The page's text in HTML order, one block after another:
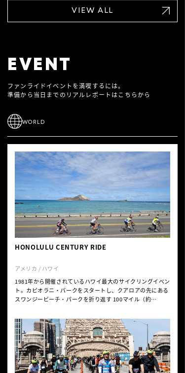
ースショアへは自転車を積載した車で。雄大な波を横目に海
岸沿いの930号をライドする。 １ たった$2.5の公共バスで
ュニケーションディレクターは、イベントの前後にどんなハ
ワイを満喫しているのでしょうか？ その答えは、「ノースシ
ョア」にありました！ 日帰りでの往復ができ、ホノルルとは
とって実によくできた街です。南国リゾートの究極の完成形
ともいえます。ただそれだけに、すべてがソフィスティケー
らではのゴツゴツ感はあまりありません。 でも、もっとロー
カル感を感じたいという人、いますよね。 そんなあなたにお
そうっていう声が聞こえてきます。レンタカー借りるのは大
変そうだし、タクシーだと高そうだしって、尻込みしちゃう
かもしれません。そんなあなたに朗報です。ノースショアへ
はバスで輪行がサクッとできるのです。ワイキキからは、
ワイキキの至る所にあるABCストアでゲットできます。1日
券が7.5ドルです。しかもTHE BUSは自転車をそのままのっ
けても大丈夫です。 ノ […]
VIEW ALL
EVENT
ファンライドイベントを満喫するには。
準備から当日までのリアルレポートはこちらから
WORLD
HONOLULU CENTURY RIDE
アメリカ / ハワイ
1981年から開催されているハワイ最大のサイクリングイベン
ト。カピオラニ・パークをスタートし、クアロアの先にある
スワンジービーチ・パークを折り返す 100マイル（約
める25マイル（約40km）、50マイル（約80km）、75マイ
ル（約120km）も充実している。 マカプー・ルックアウ
ト、カネオヘベイ・ドライブ、カメハメハ・ハイウェイな
ど、どこまでも続く青い空と海に包まれて走ることができる
だけでなく、 ハワイの原風景とも呼べるワイマナロなど、楽
園のギフトに出逢えるイベントです。